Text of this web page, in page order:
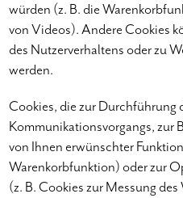
würden (z. B. die
von Videos). Andere Cookies
des Nutzerverhaltens oder zu
werden.
Cookies, die zur Durchführung
Kommunikationsvorgangs, zur
von Ihnen erwünschter
Warenkorbfunktion) oder zur
(z. B. Cookies zur Messung